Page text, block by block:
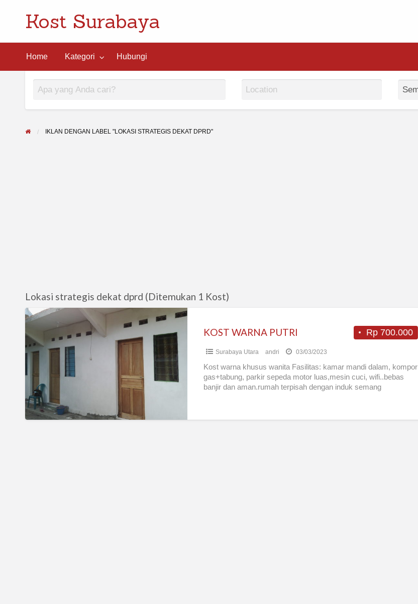
Kost Surabaya
Home Kategori Hubungi
IKLAN DENGAN LABEL "LOKASI STRATEGIS DEKAT DPRD"
Lokasi strategis dekat dprd (Ditemukan 1 Kost)
KOST
WARNA
PUTRI
Rp 700.000
KOST WARNA PUTRI
Surabaya Utara andri 03/03/2023
Kost warna khusus wanita Fasilitas: kamar mandi dalam, kompor
gas+tabung, parkir sepeda motor luas,mesin cuci, wifi..bebas
banjir dan aman.rumah terpisah dengan induk semang